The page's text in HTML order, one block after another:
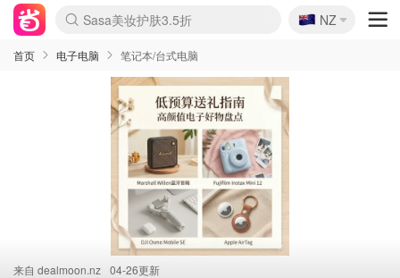
lululemon本周上新
Sasa美妆护肤3.5折
SSENSE年中3折
FreshBeauty好价汇总
Cettire降价+叠9折
Farfetch折上8折
WWS Coles超市实拍
viagogo二手票捡漏
Myer清仓1折起
The Outnet奢牌1折起
David Jones 3折起
Flannels大牌1折
Perfumes Club护肤1折
AMIRO返校季6.2折
Oweek抽奖送Airpods
Amazon折扣汇总
eToro入金$200送$50
Amazon数码好物
ICONIC本周7.5折
ThedoubleF高奢地板价
Moose Knuckles 6折
丝芙兰5折起
EUFY官网3.7折起
Selenichast首饰2折
Trip机票酒店促销
YSL送5件彩妆礼
Amazon家居好物
BIGBANG巡演开票
David Jones时尚3折
Amazon美妆护肤
雅漾大喷$8
过敏原检测盒$33
伊索独家赠50ml沐浴露
科颜氏送高保湿面霜
SEALIFE海洋馆门票6折
丝塔芙大白罐$16
订阅Newsletter送香薰
Cult Beauty 6.8折
Harrods圣诞日历2.3折
LN-CC奢牌私促3折
d'Alba空姐喷雾$16
EVE LOM套装逆天2折
Bernardelli独家4折
Adore Beauty 6折起
CT圣诞日历
Mytheresa奢品2.7折
🇳🇿
NZ
首页 电子电脑 笔记本/台式电脑
来自 dealmoon.nz 04-26更新